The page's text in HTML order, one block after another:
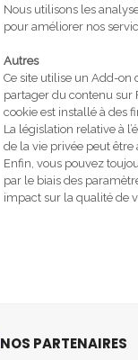
Nous utilisons les
pour améliorer nos
Autres
Ce site utilise un Add-on
partager du contenu sur
cookie est installé à des
La législation relative à
de la vie privée peut
Enfin, vous pouvez
par le biais des
impact sur la qualité de
NOS PARTENAIRES